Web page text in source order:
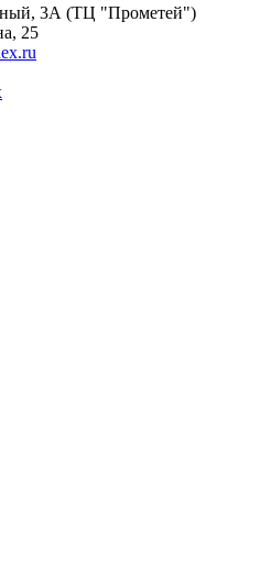
3А (ТЦ "Прометей")
25